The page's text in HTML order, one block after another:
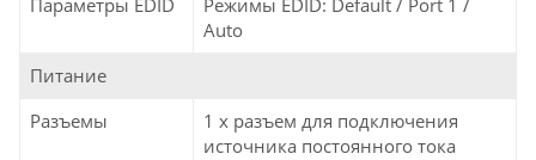
Параметры EDID
Режимы EDID: Default / Port 1 /
Auto
Питание
Разъемы
1 x разъем для подключения
источника постоянного тока